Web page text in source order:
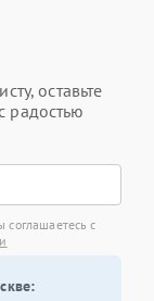
оставьте
радостью
с